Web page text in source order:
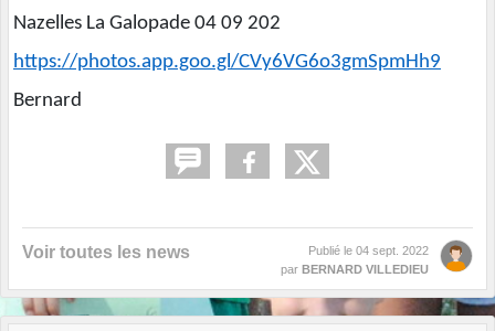
Nazelles La Galopade 04 09 202
https://photos.app.goo.gl/CVy6VG6o3gmSpmHh9
Bernard
Voir toutes les news Publié le 04 sept. 2022
par BERNARD VILLEDIEU